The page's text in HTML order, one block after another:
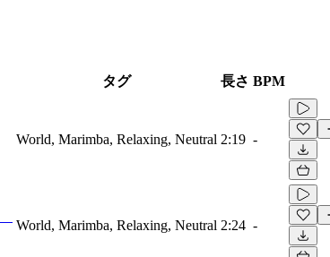
タグ 長さ BPM
World, Marimba, Relaxing, Neutral 2:19 -
World, Marimba, Relaxing, Neutral 2:24 -